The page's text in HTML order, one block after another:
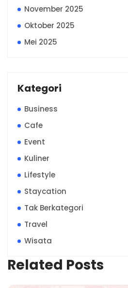
November 2025
Oktober 2025
Mei 2025
Kategori
Business
Cafe
Event
Kuliner
Lifestyle
Staycation
Tak Berkategori
Travel
Wisata
Related Posts